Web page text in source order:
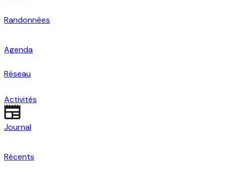
Randonnées
Agenda
Réseau
Activités
Journal
Récents